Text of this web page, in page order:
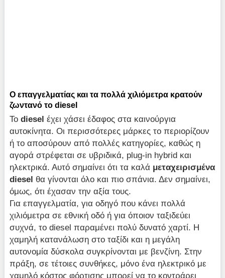
Ο επαγγελματίας και τα πολλά χιλιόμετρα κρατούν
ζωντανό το diesel
Τοdiesel έχει χάσει έδαφος στα καινούργια
αυτοκίνητα. Οι περισσότερες μάρκες το περιορίζουν
ή το αποσύρουν από πολλές κατηγορίες, καθώς η
αγορά στρέφεται σε υβριδικά, plug-in hybrid και
ηλεκτρικά. Αυτό σημαίνει ότι τα καλά μεταχειρισμένα
diesel
θα γίνονται όλο και πιο σπάνια. Δεν σημαίνει,
όμως, ότι έχασαν την αξία τους.
Για επαγγελματία, για οδηγό που κάνει πολλά
χιλιόμετρα σε εθνική οδό ή για όποιον ταξιδεύει
συχνά, το diesel παραμένει πολύ δυνατό χαρτί. Η
χαμηλή κατανάλωση στο ταξίδι και η μεγάλη
αυτονομία δύσκολα συγκρίνονται με βενζίνη. Στην
πράξη, σε τέτοιες συνθήκες, μόνο ένα ηλεκτρικό με
χαμηλό κόστος φόρτισης μπορεί να το κοντράρει